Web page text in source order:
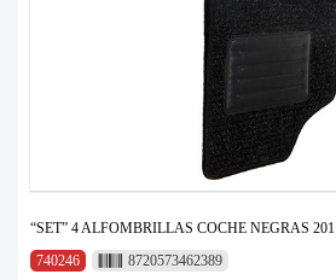
“SET” 4 ALFOMBRILLAS COCHE NEGRAS 201
740246
8720573462389